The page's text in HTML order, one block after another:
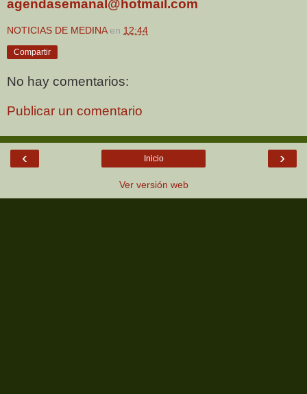
agendasemanal@hotmail.com
NOTICIAS DE MEDINA en 12:44
Compartir
No hay comentarios:
Publicar un comentario
‹ ›
Inicio
Ver versión web